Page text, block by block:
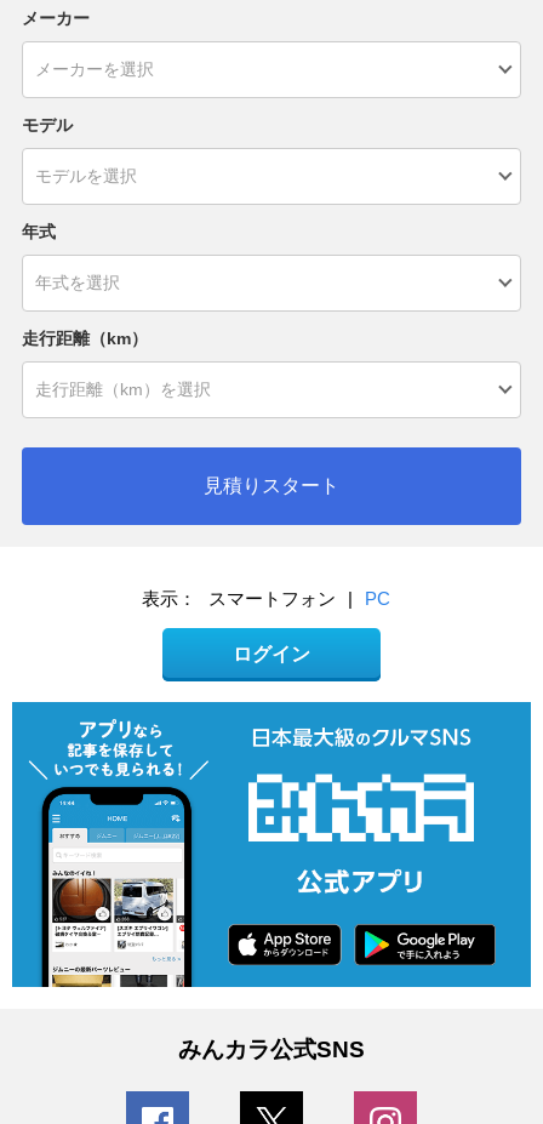
メーカー
モデル
年式
走行距離（km）
見積りスタート
表示： スマートフォン | PC
ログイン
みんカラ公式SNS